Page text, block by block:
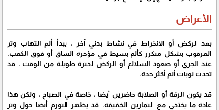
الأعراض
بعد الركض أو الانخراط في نشاط بدني آخر ، يبدأ ألم التهاب وتر
العرقوب بشكل متكرر كألم بسيط في مؤخرة الساق أو فوق الكعب.
عند الجري أو صعود السلالم أو الركض لفترة طويلة من الوقت ، قد
تحدث نوبات ألم أكثر حدة.
قد يكون الرقة أو الصلابة حاضرين أيضا ، خاصة في الصباح ، ولكن هذا
عادة ما يختفي مع التمارين الخفيفة. قد يظهر التورم أيضا حول وتر